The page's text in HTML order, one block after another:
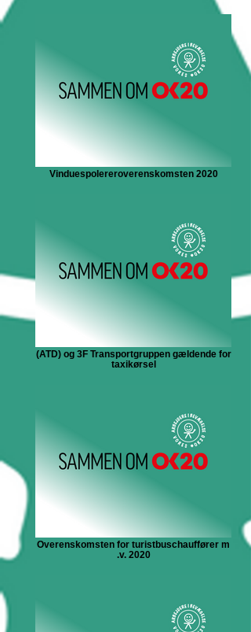
Vinduespolereroverenskomsten 2020
(ATD) og 3F Transportgruppen gældende for
taxikørsel
Overenskomsten for turistbuschauffører m
.v. 2020